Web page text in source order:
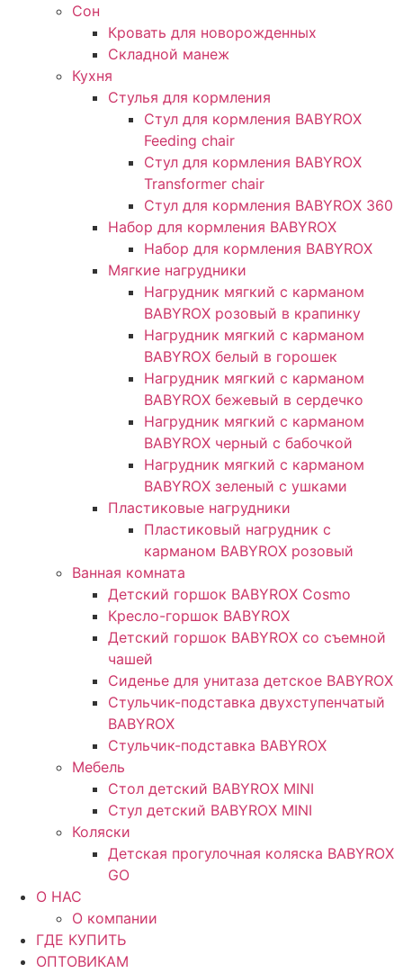
Сон
Кровать для новорожденных
Складной манеж
Кухня
Стулья для кормления
Стул для кормления BABYROX
Feeding chair
Стул для кормления BABYROX
Transformer chair
Стул для кормления BABYROX 360
Набор для кормления BABYROX
Набор для кормления BABYROX
Мягкие нагрудники
Нагрудник мягкий с карманом
BABYROX розовый в крапинку
Нагрудник мягкий с карманом
BABYROX белый в горошек
Нагрудник мягкий с карманом
BABYROX бежевый в сердечко
Нагрудник мягкий с карманом
BABYROX черный с бабочкой
Нагрудник мягкий с карманом
BABYROX зеленый с ушками​
Пластиковые нагрудники
Пластиковый нагрудник с
карманом BABYROX розовый
Ванная комната
Детский горшок BABYROX Cosmo
Кресло-горшок BABYROX
Детский горшок BABYROX со съемной
чашей
Сиденье для унитаза детское BABYROX
Стульчик-подставка двухступенчатый
BABYROX
Стульчик-подставка BABYROX
Мебель
Стол детский BABYROX MINI
Стул детский BABYROX MINI
Коляски
Детская прогулочная коляска BABYROX
GO
O НАС
О компании
ГДЕ КУПИТЬ
ОПТОВИКАМ